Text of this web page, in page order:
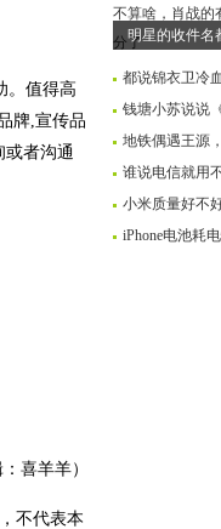
。值得高
牌,宣传品
或者沟通
：喜羊羊）
不代表本
明星的收件名
都说锦衣卫冷
钱塘小苏说说
地铁偶遇王源
谁说电信就用
小米质量好不
iPhone电池耗